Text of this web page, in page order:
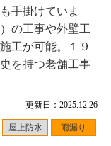
更新日：2025.12.26
屋上防水 雨漏り
手掛けていま
の工事や外壁工
工が可能。１９
を持つ老舗工事